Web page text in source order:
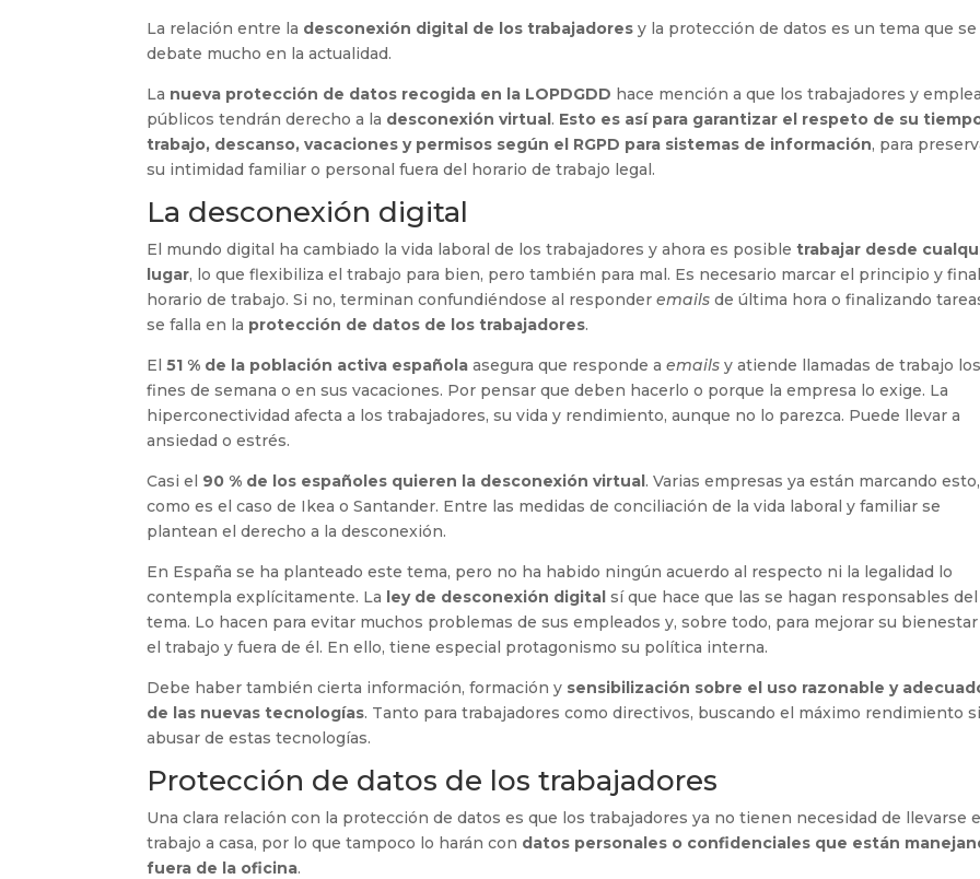
La relación entre la desconexión digital de los trabajadores y la protección de datos es un tema que se
debate mucho en la actualidad.
La nueva protección de datos recogida en la LOPDGDD hace mención a que los trabajadores y
públicos tendrán derecho a la desconexión virtual. Esto es así para garantizar el respeto de su
trabajo, descanso, vacaciones y permisos según el RGPD para sistemas de información, para
su intimidad familiar o personal fuera del horario de trabajo legal.
La desconexión digital
El mundo digital ha cambiado la vida laboral de los trabajadores y ahora es posibletrabajar desde
lugar, lo que flexibiliza el trabajo para bien, pero también para mal. Es necesario marcar el principio y
horario de trabajo. Si no, terminan confundiéndose al responderemailsde última hora o finalizando
se falla en la protección de datos de los trabajadores.
El 51 % de la población activa españolaasegura que responde aemails y atiende llamadas de trabajo los
fines de semana o en sus vacaciones. Por pensar que deben hacerlo o porque la empresa lo exige. La
hiperconectividad afecta a los trabajadores, su vida y rendimiento, aunque no lo parezca. Puede llevar a
ansiedad o estrés.
Casi el 90 % de los españoles quieren la desconexión virtual. Varias empresas ya están marcando esto,
como es el caso de Ikea o Santander. Entre las medidas de conciliación de la vida laboral y familiar se
plantean el derecho a la desconexión.
En España se ha planteado este tema, pero no ha habido ningún acuerdo al respecto ni la legalidad lo
contempla explícitamente. La ley de desconexión digitalsí que hace que las se hagan responsables del
tema. Lo hacen para evitar muchos problemas de sus empleados y, sobre todo, para mejorar su
el trabajo y fuera de él. En ello, tiene especial protagonismo su política interna.
Debe haber también cierta información, formación y sensibilización sobre el uso razonable y
de las nuevas tecnologías. Tanto para trabajadores como directivos, buscando el máximo rendimiento
abusar de estas tecnologías.
Protección de datos de los trabajadores
Una clara relación con la protección de datos es que los trabajadores ya no tienen necesidad de llevarse
trabajo a casa, por lo que tampoco lo harán con datos personales o confidenciales que están
fuera de la oficina.